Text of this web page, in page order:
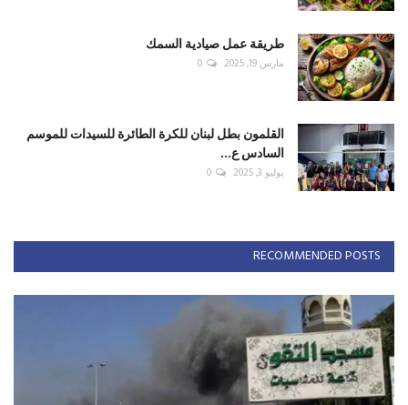
طريقة عمل صيادية السمك
مارس 19, 2025 0
القلمون بطل لبنان للكرة الطائرة للسيدات للموسم
السادس ع...
يوليو 3, 2025 0
RECOMMENDED POSTS